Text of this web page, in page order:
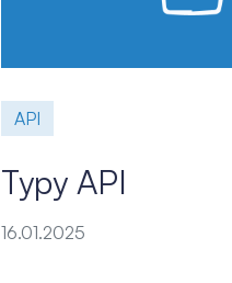
API
Typy API
16.01.2025